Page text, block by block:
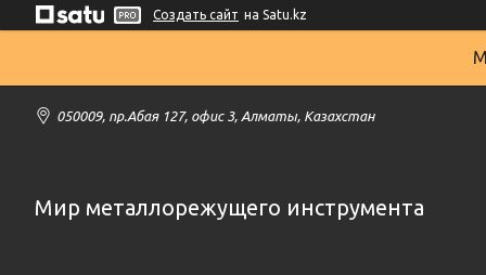
Создать сайт на Satu.kz
050009, пр.Абая 127, офис 3, Алматы, Казахстан
Мир металлорежущего инструмента